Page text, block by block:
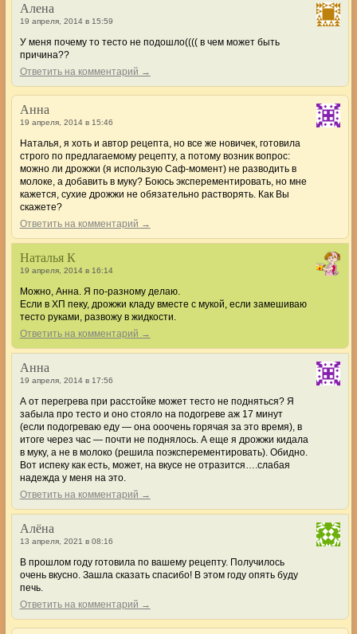
Алена
19 апреля, 2014 в 15:59
У меня почему то тесто не подошло(((( в чем может быть
причина??
Ответить на комментарий →
Анна
19 апреля, 2014 в 15:46
Наталья, я хоть и автор рецепта, но все же новичек, готовила
строго по предлагаемому рецепту, а потому возник вопрос:
можно ли дрожжи (я использую Саф-момент) не разводить в
молоке, а добавить в муку? Боюсь эксперементировать, но мне
кажется, сухие дрожжи не обязательно растворять. Как Вы
скажете?
Ответить на комментарий →
Наталья К
19 апреля, 2014 в 16:14
Можно, Анна. Я по-разному делаю.
Если в ХП пеку, дрожжи кладу вместе с мукой, если замешиваю
тесто руками, развожу в жидкости.
Ответить на комментарий →
Анна
19 апреля, 2014 в 17:56
А от перегрева при расстойке может тесто не подняться? Я
забыла про тесто и оно стояло на подогреве аж 17 минут
(если подогреваю еду — она ооочень горячая за это время), в
итоге через час — почти не поднялось. А еще я дрожжи кидала
в муку, а не в молоко (решила поэксперементировать). Обидно.
Вот испеку как есть, может, на вкусе не отразится….слабая
надежда у меня на это.
Ответить на комментарий →
Алёна
13 апреля, 2021 в 08:16
В прошлом году готовила по вашему рецепту. Получилось
очень вкусно. Зашла сказать спасибо! В этом году опять буду
печь.
Ответить на комментарий →